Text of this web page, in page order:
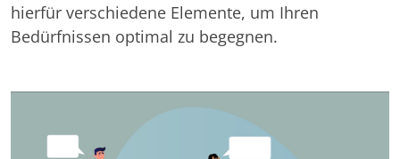
hierfür verschiedene Elemente, um Ihren
Bedürfnissen optimal zu begegnen.